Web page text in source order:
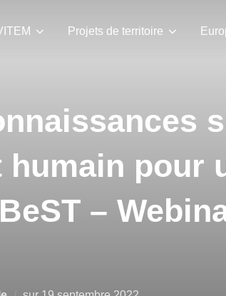
Projets de territoire
humain pour
–